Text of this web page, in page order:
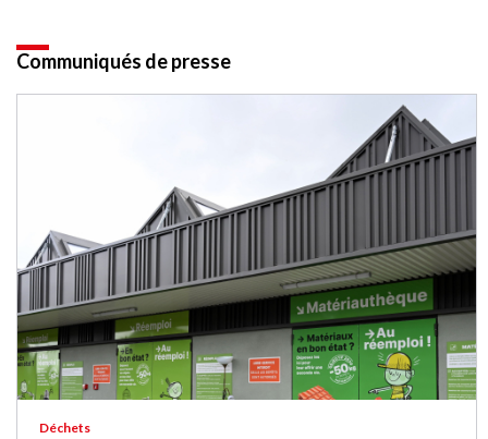
Communiqués de presse
Déchets